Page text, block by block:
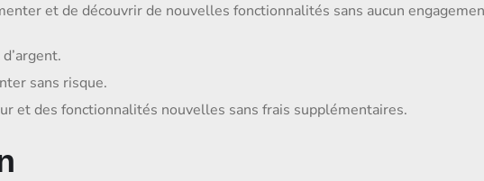
et de découvrir de nouvelles fonctionnalités sans aucun
sans risque.
et des fonctionnalités nouvelles sans frais supplémentaires.